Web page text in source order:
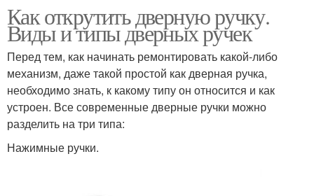
Как открутить дверную ручку.
Виды и типы дверных ручек
Перед тем, как начинать ремонтировать какой-либо
механизм, даже такой простой как дверная ручка,
необходимо знать, к какому типу он относится и как
устроен. Все современные дверные ручки можно
разделить на три типа:
Нажимные ручки.